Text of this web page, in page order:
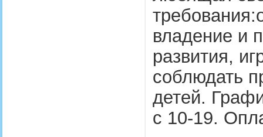
владение и
развития,
соблюдать
детей.
с 10-19.